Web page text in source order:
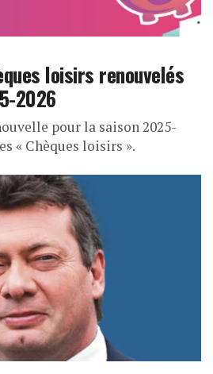
loisirs renouvelés
2026
pour la saison 2025-
« Chèques loisirs ».